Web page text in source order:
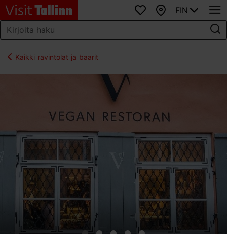
SuosikitKartta
FIN
Kaikki ravintolat ja baarit